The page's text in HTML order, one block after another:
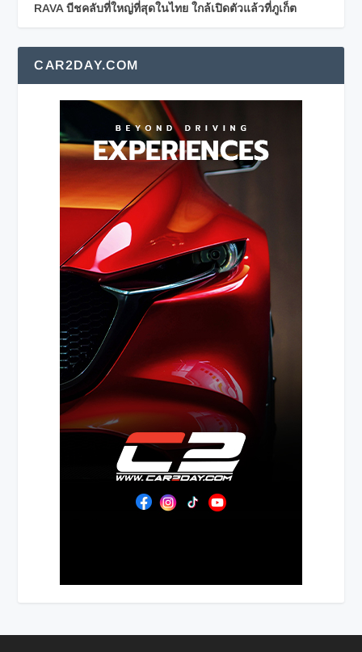
RAVA บีชคลับที่ใหญ่ที่สุดในไทย ใกล้เปิดตัวแล้วที่ภูเก็ต
CAR2DAY.COM